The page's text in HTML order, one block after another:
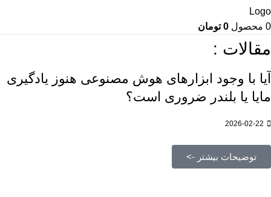
0 محصول 0 تومان
مقالات :
آیا با وجود ابزارهای هوش مصنوعی هنوز یادگیری
مایا یا بلندر ضروری است؟
توضیحات بیشتر ->